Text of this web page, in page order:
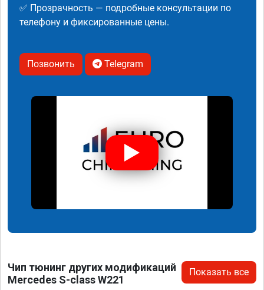
✅ Прозрачность — подробные консультации по
телефону и фиксированные цены.
Позвонить Telegram
Чип тюнинг других модификаций
Mercedes S-class W221
Показать все